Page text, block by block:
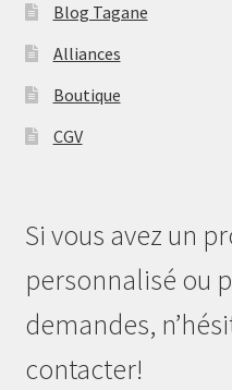
Blog Tagane
Alliances
Boutique
CGV
Si vous avez un
personnalisé ou
demandes,
contacter!